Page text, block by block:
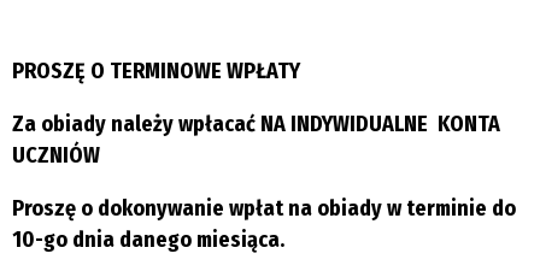
PROSZĘ O TERMINOWE WPŁATY
Za obiady należy wpłacać NA INDYWIDUALNE KONTA
UCZNIÓW
Proszę o dokonywanie wpłat na obiady w terminie do
10-go dnia danego miesiąca.